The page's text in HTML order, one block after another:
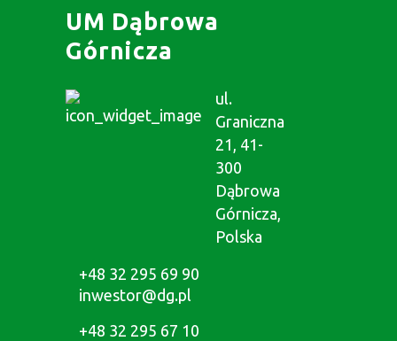
UM Dąbrowa
Górnicza
ul.
Graniczna
21, 41-
300
Dąbrowa
Górnicza,
Polska
+48 32 295 69 90
inwestor@dg.pl
+48 32 295 67 10